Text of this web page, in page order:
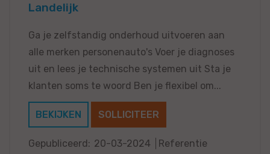
Landelijk
Ga je zelfstandig onderhoud uitvoeren aan
alle merken personenauto's Voer je diagnoses
uit en lees je technische systemen uit Sta je
klanten soms te woord Ben je flexibel om...
BEKIJKEN SOLLICITEER
Gepubliceerd: 20-03-2024
Referentie